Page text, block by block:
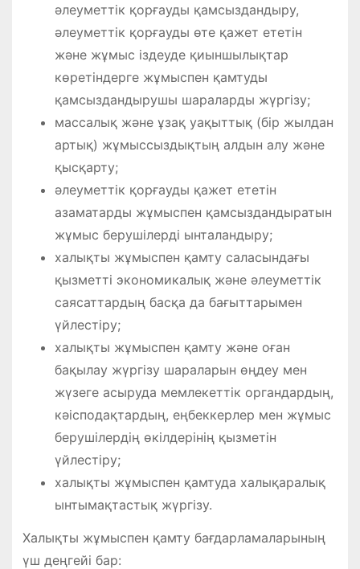
әлеуметтік қорғауды қамсыздандыру,
әлеуметтік қорғауды өте қажет ететін
және жұмыс іздеуде қиыншылықтар
көретіндерге жұмыспен қамтуды
қамсыздандырушы шараларды жүргізу;
массалық және ұзақ уақыттық (бір жылдан
артық) жұмыссыздықтың алдын алу және
қысқарту;
әлеуметтік қорғауды қажет ететін
азаматарды жұмыспен қамсыздандыратын
жұмыс берушілерді ынталандыру;
халықты жұмыспен қамту саласындағы
қызметті экономикалық және әлеуметтік
саясаттардың басқа да бағыттарымен
үйлестіру;
халықты жұмыспен қамту және оған
бақылау жүргізу шараларын өңдеу мен
жүзеге асыруда мемлекеттік органдардың,
кәісподақтардың, еңбеккерлер мен жұмыс
берушілердің өкілдерінің қызметін
үйлестіру;
халықты жұмыспен қамтуда халықаралық
ынтымақтастық жүргізу.
Халықты жұмыспен қамту бағдарламаларының
үш деңгейі бар: